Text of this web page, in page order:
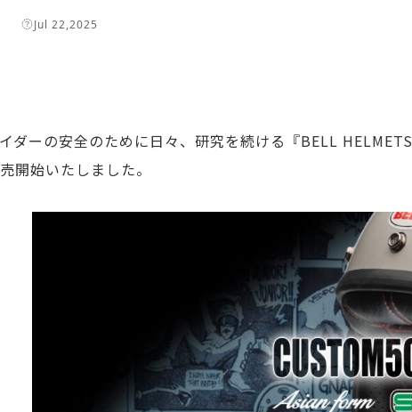
Jul 22,2025
ダーの安全のために日々、研究を続ける『BELL
開始いたしました。